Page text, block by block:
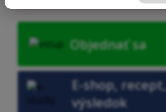
Objednať sa
E-shop, recept,
výsledok